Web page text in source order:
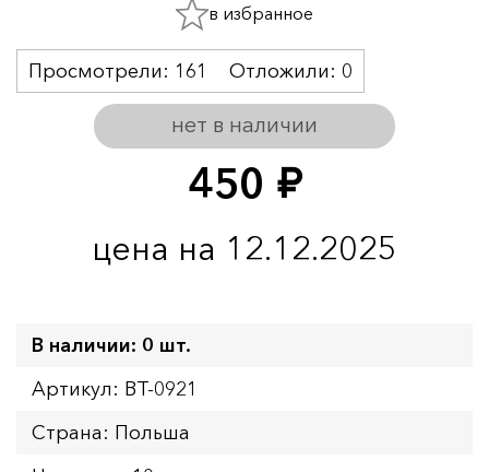
450 руб.
цена на 12.12.2025
нет в наличии
Просмотрели: 161 Отложили: 0
в избранное
В наличии: 0 шт.
Артикул: BT-0921
Страна: Польша